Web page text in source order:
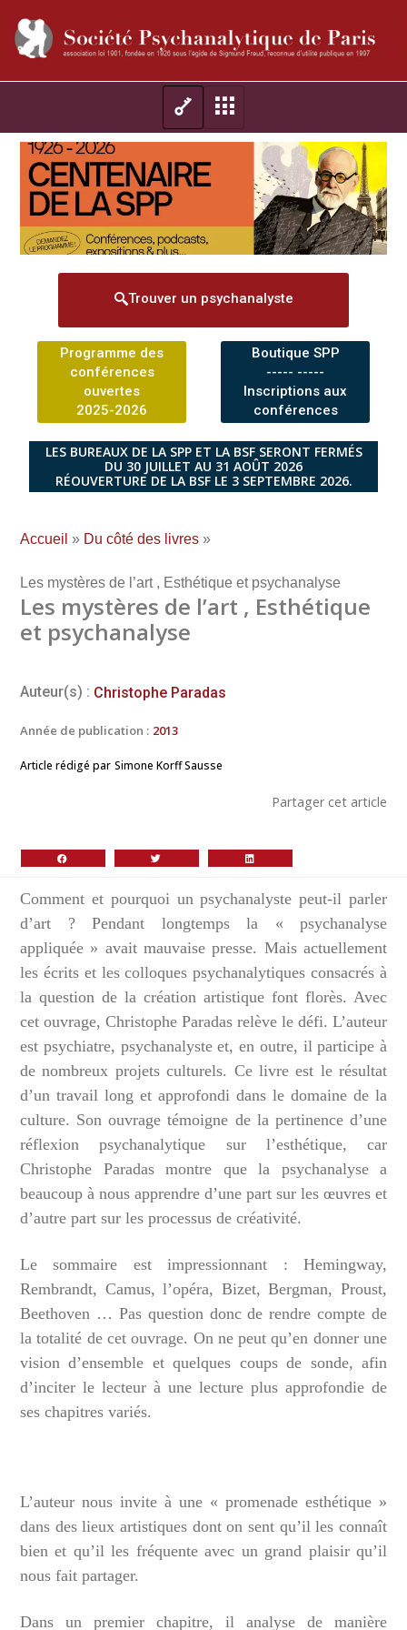
Trouver un psychanalyste
Programme des
conférences
ouvertes
2025-2026
Boutique SPP
----- -----
Inscriptions aux
conférences
LES BUREAUX DE LA SPP ET LA BSF SERONT FERMÉS
DU 30 JUILLET AU 31 AOÛT 2026
RÉOUVERTURE DE LA BSF LE 3 SEPTEMBRE 2026.
Accueil » Du côté des livres »
Les mystères de l’art , Esthétique et psychanalyse
Les mystères de l’art , Esthétique
et psychanalyse
Auteur(s) : Christophe Paradas
Année de publication : 2013
Article rédigé par Simone Korff Sausse
Partager cet article
Comment et pourquoi un psychanalyste peut-il parler
d’art ? Pendant longtemps la « psychanalyse
appliquée » avait mauvaise presse. Mais actuellement
les écrits et les colloques psychanalytiques consacrés à
la question de la création artistique font florès. Avec
cet ouvrage, Christophe Paradas relève le défi. L’auteur
est psychiatre, psychanalyste et, en outre, il participe à
de nombreux projets culturels. Ce livre est le résultat
d’un travail long et approfondi dans le domaine de la
culture. Son ouvrage témoigne de la pertinence d’une
réflexion psychanalytique sur l’esthétique, car
Christophe Paradas montre que la psychanalyse a
beaucoup à nous apprendre d’une part sur les œuvres et
d’autre part sur les processus de créativité.
Le sommaire est impressionnant : Hemingway,
Rembrandt, Camus, l’opéra, Bizet, Bergman, Proust,
Beethoven … Pas question donc de rendre compte de
la totalité de cet ouvrage. On ne peut qu’en donner une
vision d’ensemble et quelques coups de sonde, afin
d’inciter le lecteur à une lecture plus approfondie de
ses chapitres variés.
L’auteur nous invite à une « promenade esthétique »
dans des lieux artistiques dont on sent qu’il les connaît
bien et qu’il les fréquente avec un grand plaisir qu’il
nous fait partager.
Dans un premier chapitre, il analyse de manière